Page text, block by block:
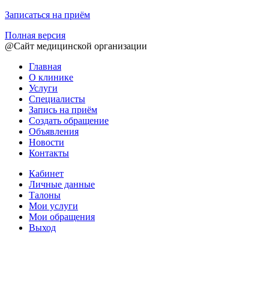
Записаться на приём
Полная версия
@Сайт медицинской организации
Главная
О клинике
Услуги
Специалисты
Запись на приём
Создать обращение
Объявления
Новости
Контакты
Кабинет
Личные данные
Талоны
Мои услуги
Мои обращения
Выход